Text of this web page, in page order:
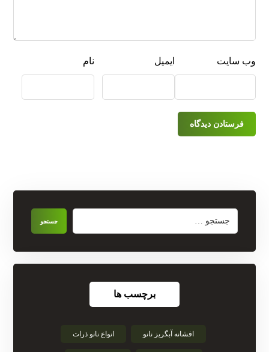
نام ایمیل وب‌ سایت
برچسب ها
افشانه آبگریز نانو انواع نانو ذرات